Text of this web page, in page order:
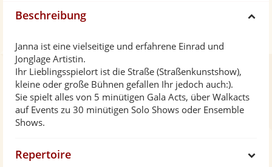
Beschreibung
Janna ist eine vielseitige und erfahrene Einrad und
Jonglage Artistin.
Ihr Lieblingsspielort ist die Straße (Straßenkunstshow),
kleine oder große Bühnen gefallen Ihr jedoch auch:).
Sie spielt alles von 5 minütigen Gala Acts, über Walkacts
auf Events zu 30 minütigen Solo Shows oder Ensemble
Shows.
Repertoire